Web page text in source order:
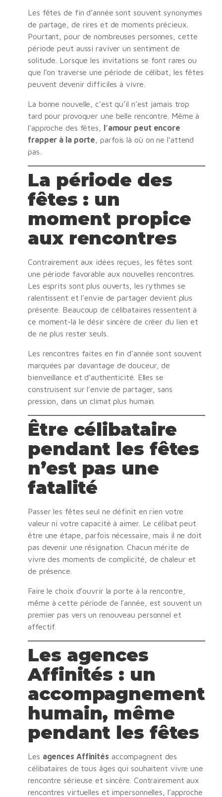
Les fêtes de fin d’année sont souvent synonymes
de partage, de rires et de moments précieux.
Pourtant, pour de nombreuses personnes, cette
période peut aussi raviver un sentiment de
solitude. Lorsque les invitations se font rares ou
que l’on traverse une période de célibat, les fêtes
peuvent devenir difficiles à vivre.
La bonne nouvelle, c’est qu’il n’est jamais trop
tard pour provoquer une belle rencontre. Même à
l’approche des fêtes, l’amour peut encore
frapper à la porte , parfois là où on ne l’attend
pas.
La période des
fêtes : un
moment propice
aux rencontres
Contrairement aux idées reçues, les fêtes sont
une période favorable aux nouvelles rencontres.
Les esprits sont plus ouverts, les rythmes se
ralentissent et l’envie de partager devient plus
présente. Beaucoup de célibataires ressentent à
ce moment-là le désir sincère de créer du lien et
de ne plus rester seuls.
Les rencontres faites en fin d’année sont souvent
marquées par davantage de douceur, de
bienveillance et d’authenticité. Elles se
construisent sur l’envie de partager, sans
pression, dans un climat plus humain.
Être célibataire
pendant les fêtes
n’est pas une
fatalité
Passer les fêtes seul ne définit en rien votre
valeur ni votre capacité à aimer. Le célibat peut
être une étape, parfois nécessaire, mais il ne doit
pas devenir une résignation. Chacun mérite de
vivre des moments de complicité, de chaleur et
de présence.
Faire le choix d’ouvrir la porte à la rencontre,
même à cette période de l’année, est souvent un
premier pas vers un renouveau personnel et
affectif.
Les agences
Affinités : un
accompagnement
humain, même
pendant les fêtes
Les agences Affinités accompagnent des
célibataires de tous âges qui souhaitent vivre une
rencontre sérieuse et sincère. Contrairement aux
rencontres virtuelles et impersonnelles, l’approche